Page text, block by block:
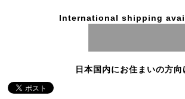
International shipping
日本国内にお住まいの方向